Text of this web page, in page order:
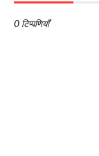
0 टिप्पणियाँ